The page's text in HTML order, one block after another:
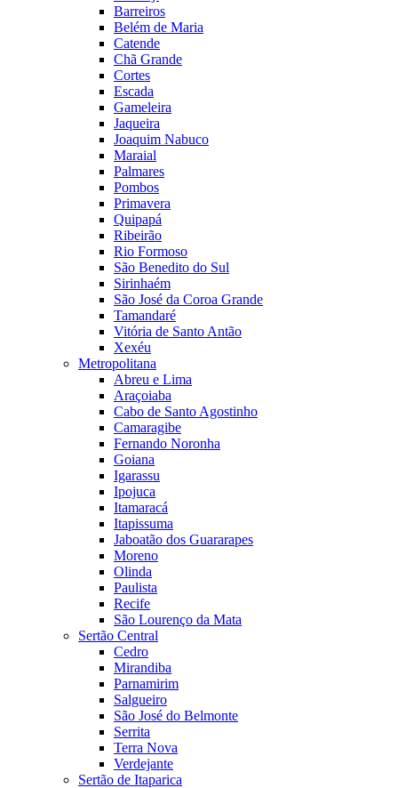
Barreiros
Belém de Maria
Catende
Chã Grande
Cortes
Escada
Gameleira
Jaqueira
Joaquim Nabuco
Maraial
Palmares
Pombos
Primavera
Quipapá
Ribeirão
Rio Formoso
São Benedito do Sul
Sirinhaém
São José da Coroa Grande
Tamandaré
Vitória de Santo Antão
Xexéu
Metropolitana
Abreu e Lima
Araçoiaba
Cabo de Santo Agostinho
Camaragibe
Fernando Noronha
Goiana
Igarassu
Ipojuca
Itamaracá
Itapissuma
Jaboatão dos Guararapes
Moreno
Olinda
Paulista
Recife
São Lourenço da Mata
Sertão Central
Cedro
Mirandiba
Parnamirim
Salgueiro
São José do Belmonte
Serrita
Terra Nova
Verdejante
Sertão de Itaparica